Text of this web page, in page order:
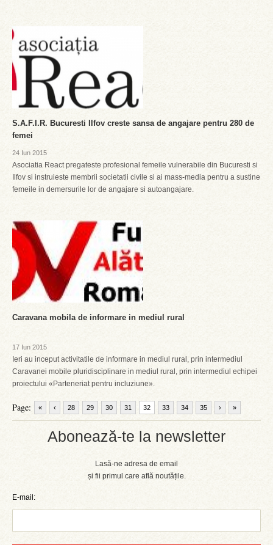
Abonează-te la newsletter
Lasă-ne adresa de email
și fii primul care află noutățile.
E-mail:
S.A.F.I.R. Bucuresti Ilfov creste sansa de angajare pentru 280 de
femei
24 Iun 2015
Asociatia React pregateste profesional femeile vulnerabile din Bucuresti si
Ilfov si instruieste membrii societatii civile si ai mass-media pentru a sustine
femeile in demersurile lor de angajare si autoangajare.
Caravana mobila de informare in mediul rural
17 Iun 2015
Ieri au inceput activitatile de informare in mediul rural, prin intermediul
Caravanei mobile pluridisciplinare in mediul rural, prin intermediul echipei
proiectului «Parteneriat pentru incluziune».
Page: « ‹ 28 29 30 31 32 33 34 35 › »